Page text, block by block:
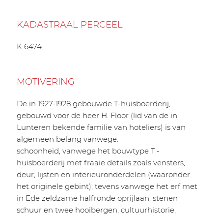
KADASTRAAL PERCEEL
K 6474.
MOTIVERING
De in 1927-1928 gebouwde T-huisboerderij,
gebouwd voor de heer H. Floor (lid van de in
Lunteren bekende familie van hoteliers) is van
algemeen belang vanwege:
schoonheid, vanwege het bouwtype T -
huisboerderij met fraaie details zoals vensters,
deur, lijsten en interieuronderdelen (waaronder
het originele gebint); tevens vanwege het erf met
in Ede zeldzame halfronde oprijlaan, stenen
schuur en twee hooibergen; cultuurhistorie,